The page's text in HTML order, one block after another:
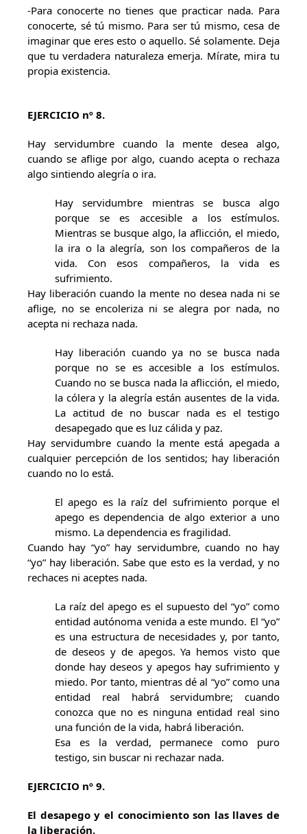
-Para conocerte no tienes que practicar nada. Para
conocerte, sé tú mismo. Para ser tú mismo, cesa de
imaginar que eres esto o aquello. Sé solamente. Deja
que tu verdadera naturaleza emerja. Mírate, mira tu
propia existencia.
EJERCICIO nº 8.
Hay servidumbre cuando la mente desea algo,
cuando se aflige por algo, cuando acepta o rechaza
algo sintiendo alegría o ira.
Hay servidumbre mientras se busca algo
porque se es accesible a los estímulos.
Mientras se busque algo, la aflicción, el miedo,
la ira o la alegría, son los compañeros de la
vida. Con esos compañeros, la vida es
sufrimiento.
Hay liberación cuando la mente no desea nada ni se
aflige, no se encoleriza ni se alegra por nada, no
acepta ni rechaza nada.
Hay liberación cuando ya no se busca nada
porque no se es accesible a los estímulos.
Cuando no se busca nada la aflicción, el miedo,
la cólera y la alegría están ausentes de la vida.
La actitud de no buscar nada es el testigo
desapegado que es luz cálida y paz.
Hay servidumbre cuando la mente está apegada a
cualquier percepción de los sentidos; hay liberación
cuando no lo está.
El apego es la raíz del sufrimiento porque el
apego es dependencia de algo exterior a uno
mismo. La dependencia es fragilidad.
Cuando hay “yo” hay servidumbre, cuando no hay
“yo” hay liberación. Sabe que esto es la verdad, y no
rechaces ni aceptes nada.
La raíz del apego es el supuesto del “yo” como
entidad autónoma venida a este mundo. El “yo”
es una estructura de necesidades y, por tanto,
de deseos y de apegos. Ya hemos visto que
donde hay deseos y apegos hay sufrimiento y
miedo. Por tanto, mientras dé al “yo” como una
entidad real habrá servidumbre; cuando
conozca que no es ninguna entidad real sino
una función de la vida, habrá liberación.
Esa es la verdad, permanece como puro
testigo, sin buscar ni rechazar nada.
EJERCICIO nº 9.
El desapego y el conocimiento son las llaves de
la liberación.